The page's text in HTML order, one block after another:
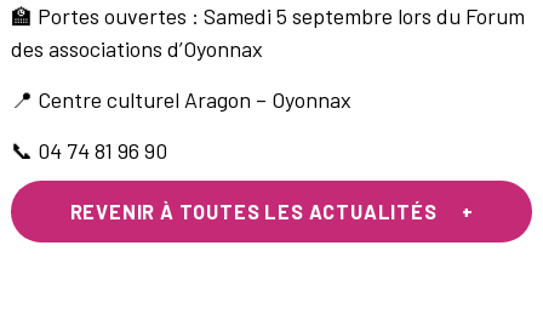
🏫 Portes ouvertes : Samedi 5 septembre lors du Forum
des associations d’Oyonnax
📍 Centre culturel Aragon – Oyonnax
📞 04 74 81 96 90
REVENIR À TOUTES LES ACTUALITÉS